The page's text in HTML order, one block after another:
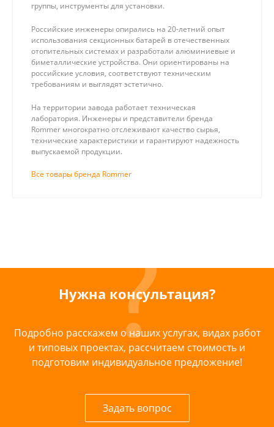
группы, инструменты для установки.
Российские инженеры опирались на 20-летний опыт
использования секционных батарей в отечественных
отопительных системах и разработали алюминиевые и
биметаллические устройства. Они ориентированы на
российские условия, соответствуют техническим
требованиям и выглядят эстетично.
На территории завода работает техническая
лаборатория. Инженеры и представители бренда
Rommer многократно отслеживают качество сырья,
технические характеристики и гарантируют надежность
выпускаемой продукции.
Все товары бренда Rommer
Нужна консультация?
Подробно расскажем о наших услугах, видах работ
и типовых проектах, рассчитаем стоимость и
подготовим индивидуальное предложение!
Задать вопрос